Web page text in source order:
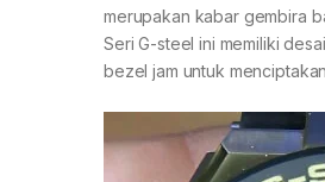
merupakan kabar gembira
Seri G-steel ini memiliki
bezel jam untuk